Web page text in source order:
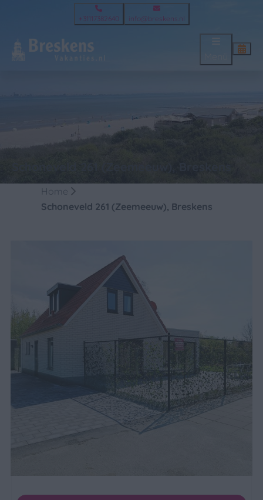
+31117382640 info@breskens.nl
Home
Schoneveld 261 (Zeemeeuw), Breskens